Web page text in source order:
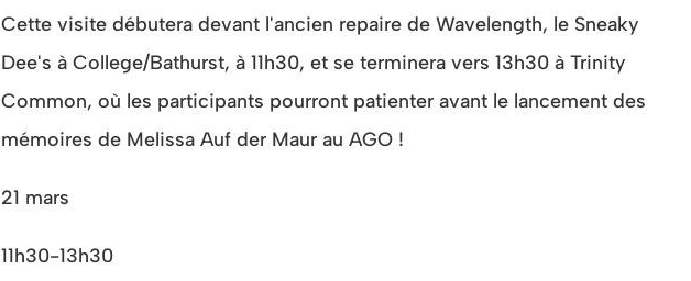
Cette visite débutera devant l'ancien repaire de Wavelength, le Sneaky
Dee's à College/Bathurst, à 11h30, et se terminera vers 13h30 à Trinity
Common, où les participants pourront patienter avant le lancement des
mémoires de Melissa Auf der Maur au AGO !
21 mars
11h30-13h30